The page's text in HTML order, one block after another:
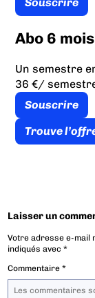
Abo 6 mois
Un semestre
36 €/
Souscrire
Trouve
Laisser un
Votre adresse e-mail
indiqués avec*
Commentaire*